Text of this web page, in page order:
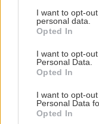
I want to opt-
personal data.
Opted In
I want to opt-
Personal Data.
Opted In
I want to opt-
Personal Data
Opted In
Europa
ΠΑΟΚ στην
Βρυξέλλες
ΠΟΑ:
ποδοσφαιριστών
ΚΡΗΤΗ
Κρήτη: